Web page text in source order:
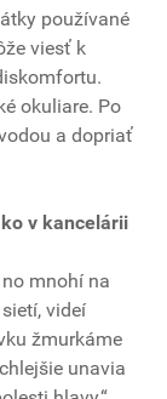
používané
viesť k
okuliare. Po
a dopriať
v kancelárii
mnohí na
videí
žmurkáme
unavia